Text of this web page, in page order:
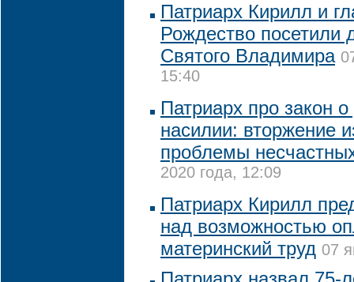
Патриарх Кирилл и
Рождество посетили
Святого Владимира
15:40
Патриарх про закон
насилии: вторжение
проблемы
2020 года, 12:09
Патриарх Кирилл
над возможностью
материнский труд 07